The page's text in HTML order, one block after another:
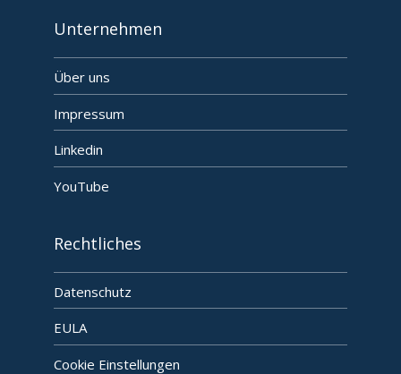
Unternehmen
Über uns
Impressum
Linkedin
YouTube
Rechtliches
Datenschutz
EULA
Cookie Einstellungen